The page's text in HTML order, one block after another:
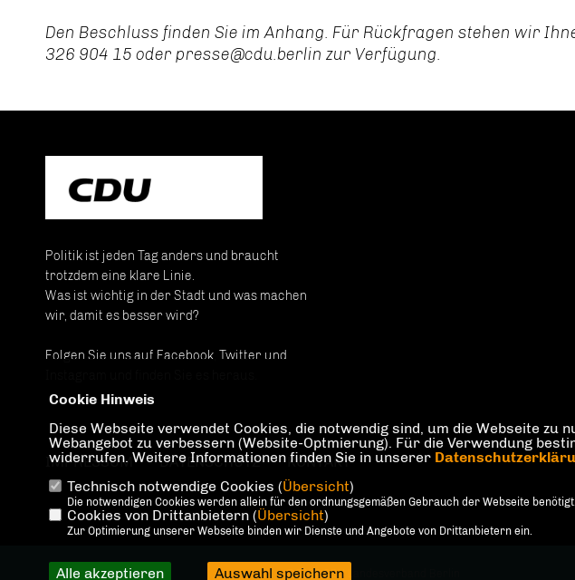
Den Beschluss finden Sie im Anhang. Für Rückfragen stehen wir
326 904 15 oder presse@cdu.berlin zur Verfügung.
Politik ist jeden Tag anders und braucht
trotzdem eine klare Linie.
Was ist wichtig in der Stadt und was machen
wir, damit es besser wird?
Folgen Sie uns auf Facebook, Twitter und
IMPRESSUM DATENSCHUTZ KONTAKT
@2026 CDU Landesverband Berlin
Cookie Hinweis
Diese Webseite verwendet Cookies, die notwendig sind, um die Webseite
Webangebot zu verbessern (Website-Optmierung). Für die Verwendung
widerrufen. Weitere Informationen finden Sie in unserer
Technisch notwendige Cookies (Übersicht)
Die notwendigen Cookies werden allein für den ordnungsgemäßen Gebrauch der Webseite benötigt.
Cookies von Drittanbietern (Übersicht)
Zur Optimierung unserer Webseite binden wir Dienste und Angebote von Drittanbietern ein.
Alle akzeptieren Auswahl speichern